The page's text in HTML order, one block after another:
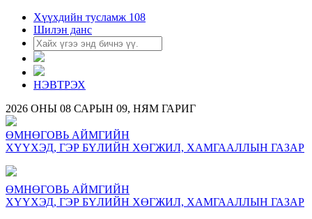
Хүүхдийн тусламж 108
Шилэн данс
НЭВТРЭХ
2026 ОНЫ 08 САРЫН 09, НЯМ ГАРИГ
ӨМНӨГОВЬ АЙМГИЙН
ХҮҮХЭД, ГЭР БҮЛИЙН ХӨГЖИЛ, ХАМГААЛЛЫН ГАЗАР
ӨМНӨГОВЬ АЙМГИЙН
ХҮҮХЭД, ГЭР БҮЛИЙН ХӨГЖИЛ, ХАМГААЛЛЫН ГАЗАР